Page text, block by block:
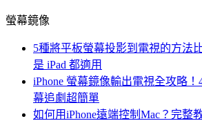
螢幕鏡像
5種將平板螢幕投影到電視的方法
是 iPad 都適用
iPhone 螢幕鏡像輸出電視全攻略
幕追劇超簡單
如何用iPhone遠端控制Mac？完整